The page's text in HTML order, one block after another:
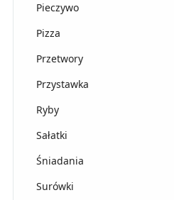
Pieczywo
Pizza
Przetwory
Przystawka
Ryby
Sałatki
Śniadania
Surówki